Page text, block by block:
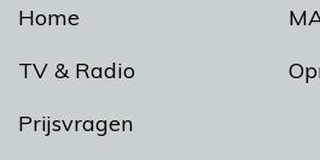
Home
TV & Radio
Prijsvragen